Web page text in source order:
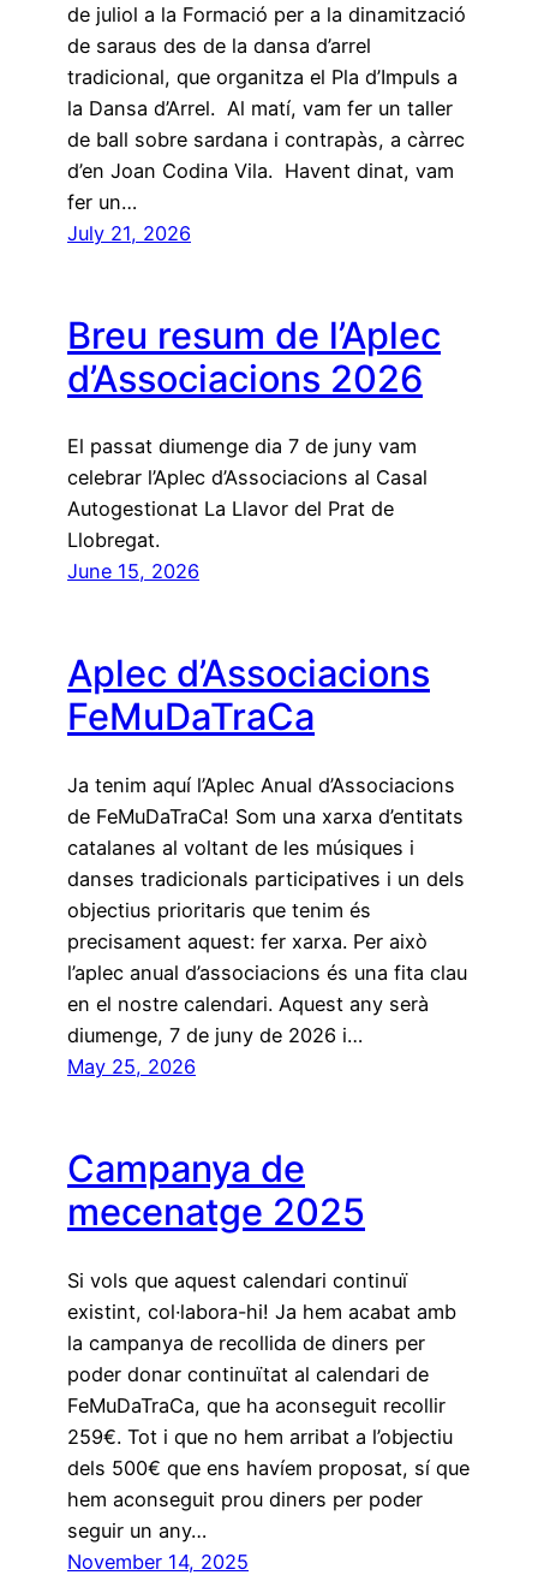
de juliol a la Formació per a la dinamització
de saraus des de la dansa d’arrel
tradicional, que organitza el Pla d’Impuls a
la Dansa d’Arrel. Al matí, vam fer un taller
de ball sobre sardana i contrapàs, a càrrec
d’en Joan Codina Vila. Havent dinat, vam
fer un…
July 21, 2026
Breu resum de l’Aplec
d’Associacions 2026
El passat diumenge dia 7 de juny vam
celebrar l’Aplec d’Associacions al Casal
Autogestionat La Llavor del Prat de
Llobregat.
June 15, 2026
Aplec d’Associacions
FeMuDaTraCa
Ja tenim aquí l’Aplec Anual d’Associacions
de FeMuDaTraCa! Som una xarxa d’entitats
catalanes al voltant de les músiques i
danses tradicionals participatives i un dels
objectius prioritaris que tenim és
precisament aquest: fer xarxa. Per això
l’aplec anual d’associacions és una fita clau
en el nostre calendari. Aquest any serà
diumenge, 7 de juny de 2026 i…
May 25, 2026
Campanya de
mecenatge 2025
Si vols que aquest calendari continuï
existint, col·labora-hi! Ja hem acabat amb
la campanya de recollida de diners per
poder donar continuïtat al calendari de
FeMuDaTraCa, que ha aconseguit recollir
259€. Tot i que no hem arribat a l’objectiu
dels 500€ que ens havíem proposat, sí que
hem aconseguit prou diners per poder
seguir un any…
November 14, 2025